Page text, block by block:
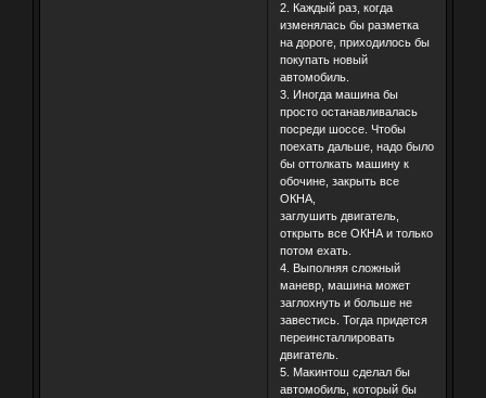
2. Каждый раз, когда
изменялась бы разметка
на дороге, приходилось бы
покупать новый
автомобиль.
3. Иногда машина бы
просто останавливалась
посреди шоссе. Чтобы
поехать дальше, надо было
бы оттолкать машину к
обочине, закрыть все
ОКНА,
заглушить двигатель,
открыть все ОКНА и только
потом ехать.
4. Выполняя сложный
маневр, машина может
заглохнуть и больше не
завестись. Тогда придется
переинсталлировать
двигатель.
5. Макинтош сделал бы
автомобиль, который бы